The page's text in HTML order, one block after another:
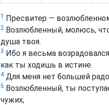
1 Пресвитер —
2 Возлюбленный, молюсь,
душа твоя.
3 Ибо я весьма
как ты ходишь в истине.
4Для меня нет большей
5 Возлюбленный, ты
чужих,